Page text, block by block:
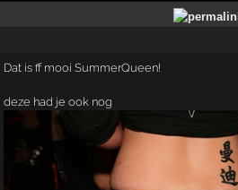
Dat is ff mooi SummerQueen!
deze had je ook nog